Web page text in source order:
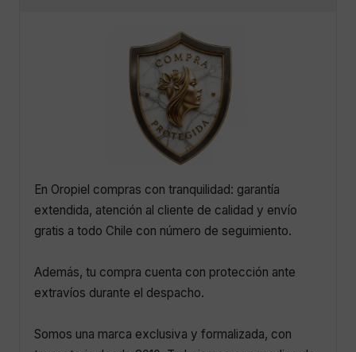
En Oropiel compras con tranquilidad: garantía
extendida, atención al cliente de calidad y envío
gratis a todo Chile con número de seguimiento.
Además, tu compra cuenta con protección ante
extravíos durante el despacho.
Somos una marca exclusiva y formalizada, con